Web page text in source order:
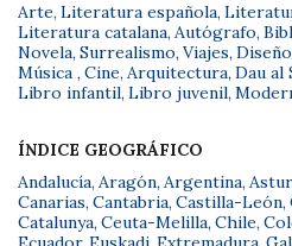
Arte, Literatura española,
Literatura catalana, Autógrafo,
Novela, Surrealismo, Viajes, Diseño
Música , Cine, Arquitectura, Dau al
Libro infantil, Libro juvenil,
ÍNDICE GEOGRÁFICO
Andalucía, Aragón, Argentina,
Canarias, Cantabria, Castilla-León,
Catalunya, Ceuta-Melilla, Chile,